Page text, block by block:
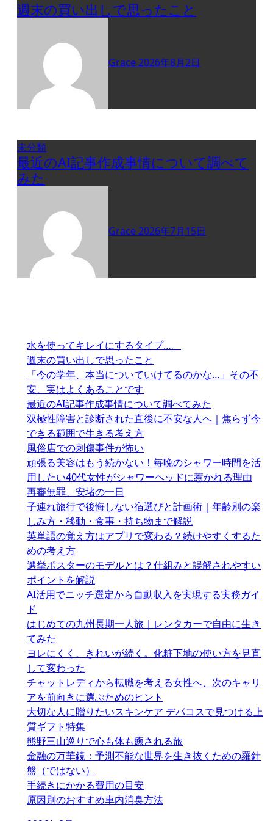
週末の買い出しで思ったこと
Grace2026年8月2日
未分類
最近のAI記事作成事情について調べて
みた
Grace2026年7月15日
水を使ってキレイにするタイプ…。
週末の買い出しで思ったこと
「今の学年、本当についていけてるのかな…」その不
安、実はよくあることです
最近のAI記事作成事情について調べてみた
双極性障害と診断された直後に不安な人へ｜焦らず今
できる範囲で生きる考え方
風俗店での刺傷事件が怖い
頑張る美容はもう続かない！毎晩のシャワー時間を活
用したい40代女性がシャワーヘッドに惹かれる理由
再審無罪、安堵の一日
子連れ旅行で後悔しない宿選びと計画術｜年齢別の楽
しみ方・移動・食事・持ち物まで解説
英単語の覚え方はアプリで変わる？続けやすくするた
めの考え方
選挙ポスターのモデルとは？仕組みと誤解されやすい
ポイントを解説
AI活用でニッチ選定から自動収入を実現する実務ガイ
ド
はじめての九州長期一人旅｜レンタカーで自由に生き
てみた
ヨレにくく、きれいが続く。化粧下地の使い方を見直
して変わった
チャットレディから転職を考える女性へ、次のキャリ
アを前向きに選ぶためのヒント
大切な人に贈りたいスキンケア デパコスで見つける上
質ギフト特集
熊野三山巡りで心も体も癒される旅
金融の万華鏡：予測不能な世界を生き抜くための羅針
盤（ではない）
手続きにかかる費用の目安
原因別のおすすめ車内消臭方法